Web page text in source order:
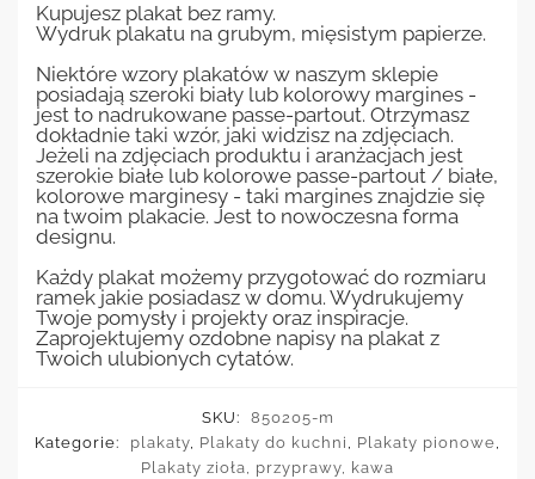
Kupujesz plakat bez ramy.
Wydruk plakatu na grubym, mięsistym papierze.
Niektóre wzory plakatów w naszym sklepie
posiadają szeroki biały lub kolorowy margines -
jest to nadrukowane passe-partout. Otrzymasz
dokładnie taki wzór, jaki widzisz na zdjęciach.
Jeżeli na zdjęciach produktu i aranżacjach jest
szerokie białe lub kolorowe passe-partout / białe,
kolorowe marginesy - taki margines znajdzie się
na twoim plakacie. Jest to nowoczesna forma
designu.
Każdy plakat możemy przygotować do rozmiaru
ramek jakie posiadasz w domu. Wydrukujemy
Twoje pomysły i projekty oraz inspiracje.
Zaprojektujemy ozdobne napisy na plakat z
Twoich ulubionych cytatów.
SKU:
850205-m
Kategorie:
plakaty Plakaty do kuchni Plakaty pionowe
Plakaty zioła, przyprawy, kawa